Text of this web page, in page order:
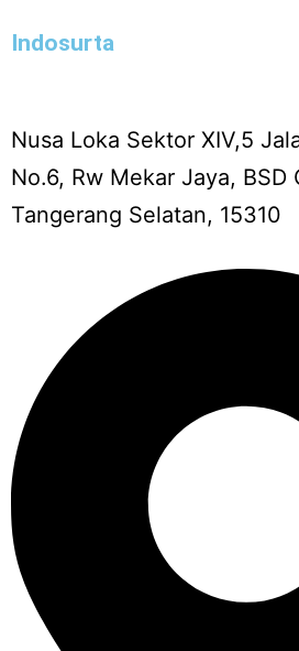
Indosurta
Nusa Loka Sektor XIV,5
No.6, Rw Mekar Jaya, BSD
Tangerang Selatan, 15310